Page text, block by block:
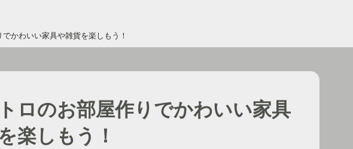
かわいい家具や雑貨を楽しもう！
ロのお部屋作りでかわいい家具
楽しもう！